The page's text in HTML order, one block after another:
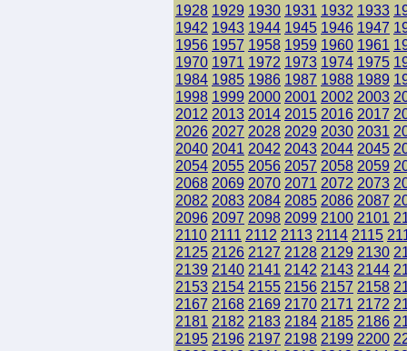
1928 1929 1930 1931 1932 1933
1942 1943 1944 1945 1946 1947
1956 1957 1958 1959 1960 1961
1970 1971 1972 1973 1974 1975
1984 1985 1986 1987 1988 1989
1998 1999 2000 2001 2002 2003
2012 2013 2014 2015 2016 2017
2026 2027 2028 2029 2030 2031
2040 2041 2042 2043 2044 2045
2054 2055 2056 2057 2058 2059
2068 2069 2070 2071 2072 2073
2082 2083 2084 2085 2086 2087
2096 2097 2098 2099 2100 2101
2110 2111 2112 2113 2114 2115
2125 2126 2127 2128 2129 2130
2139 2140 2141 2142 2143 2144
2153 2154 2155 2156 2157 2158
2167 2168 2169 2170 2171 2172
2181 2182 2183 2184 2185 2186
2195 2196 2197 2198 2199 2200